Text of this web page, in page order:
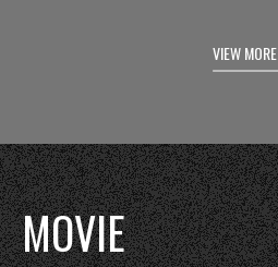
VIEW MORE
MOVIE